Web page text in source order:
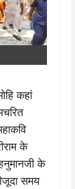
कहां
के
के
समय